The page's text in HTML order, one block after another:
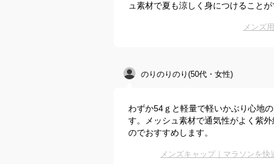
ュ素材で夏も涼しく身につけることが
メンズ
のりのりのり(50代・女性)
わずか54ｇと軽量で軽いかぶり心地
す。メッシュ素材で通気性がよく紫
のでおすすめします。
メンズキャップ｜マラソンを